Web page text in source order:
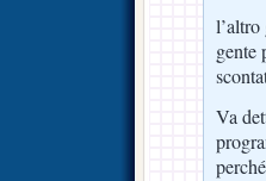
gente
Va